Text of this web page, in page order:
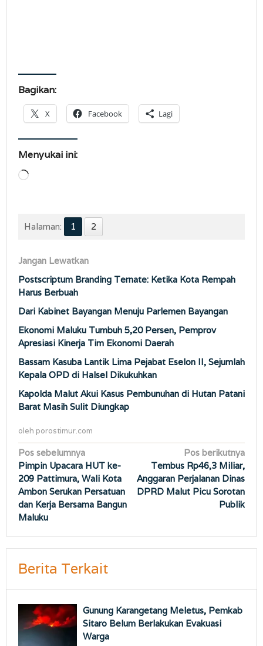
Bagikan:
X Facebook Lagi
Menyukai ini:
Memuat...
Halaman: 1 2
Jangan Lewatkan
Postscriptum Branding Ternate: Ketika Kota Rempah
Harus Berbuah
Dari Kabinet Bayangan Menuju Parlemen Bayangan
Ekonomi Maluku Tumbuh 5,20 Persen, Pemprov
Apresiasi Kinerja Tim Ekonomi Daerah
Bassam Kasuba Lantik Lima Pejabat Eselon II, Sejumlah
Kepala OPD di Halsel Dikukuhkan
Kapolda Malut Akui Kasus Pembunuhan di Hutan Patani
Barat Masih Sulit Diungkap
oleh porostimur.com
Navigasi
pos
Pos sebelumnya
Pimpin Upacara HUT ke-
209 Pattimura, Wali Kota
Ambon Serukan Persatuan
dan Kerja Bersama Bangun
Maluku
Pos berikutnya
Tembus Rp46,3 Miliar,
Anggaran Perjalanan Dinas
DPRD Malut Picu Sorotan
Publik
Berita Terkait
Gunung Karangetang Meletus, Pemkab
Sitaro Belum Berlakukan Evakuasi
Warga